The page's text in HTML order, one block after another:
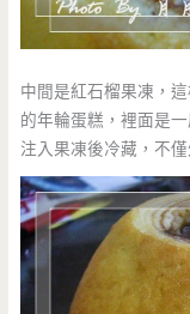
中間是紅石榴果凍，
的年輪蛋糕，裡面是
注入果凍後冷藏，不